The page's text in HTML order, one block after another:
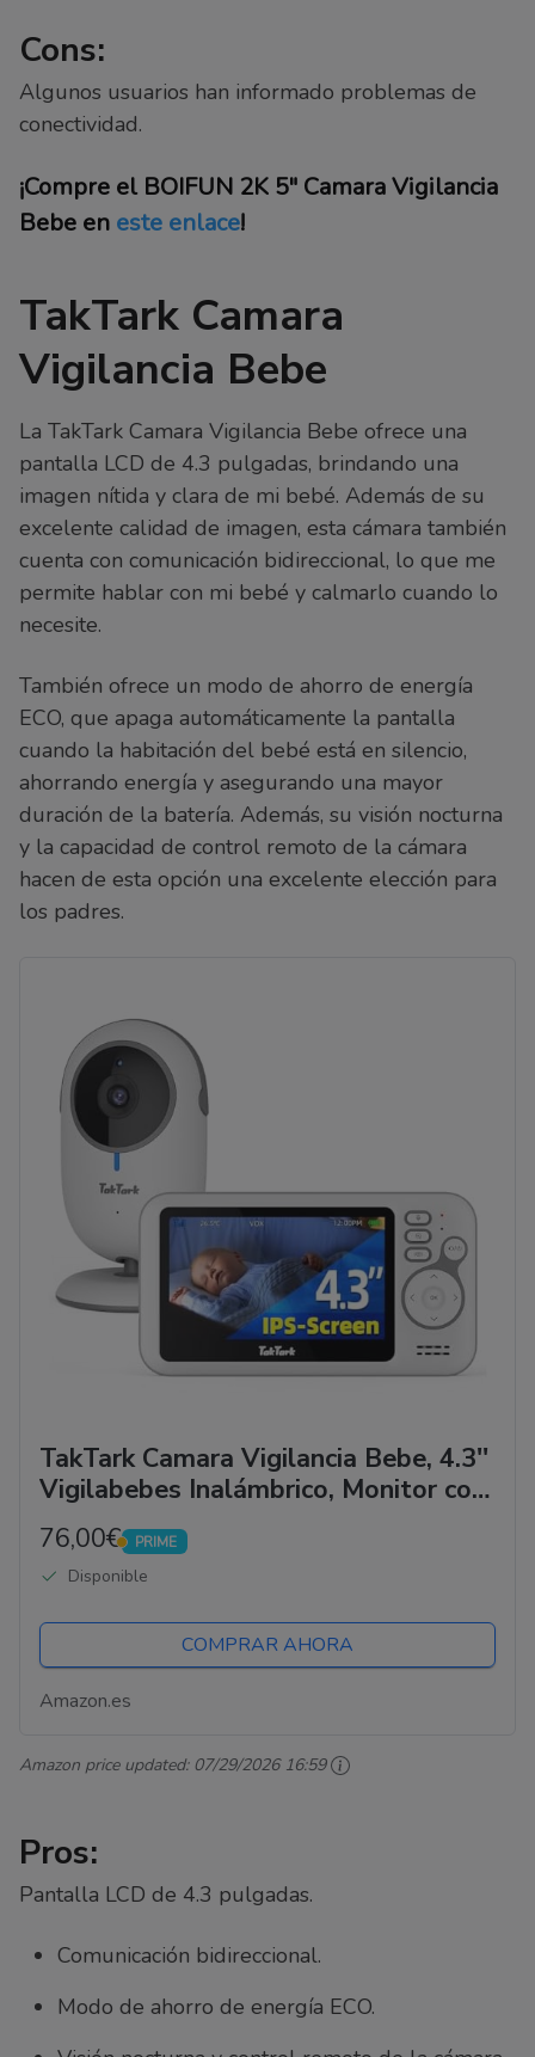
Cons:
Algunos usuarios han informado problemas de
conectividad.
¡Compre el BOIFUN 2K 5″ Camara Vigilancia
Bebe en este enlace!
TakTark Camara
Vigilancia Bebe
La TakTark Camara Vigilancia Bebe ofrece una
pantalla LCD de 4.3 pulgadas, brindando una
imagen nítida y clara de mi bebé. Además de su
excelente calidad de imagen, esta cámara también
cuenta con comunicación bidireccional, lo que me
permite hablar con mi bebé y calmarlo cuando lo
necesite.
También ofrece un modo de ahorro de energía
ECO, que apaga automáticamente la pantalla
cuando la habitación del bebé está en silencio,
ahorrando energía y asegurando una mayor
duración de la batería. Además, su visión nocturna
y la capacidad de control remoto de la cámara
hacen de esta opción una excelente elección para
los padres.
TakTark Camara Vigilancia Bebe, 4.3''
Vigilabebes Inalámbrico, Monitor con
Visión Nocturna, VOX, Comunicación
Bidireccional, Sensor de Temperatura,
Sin...
76,00€ PRIME
PRIME
Disponible
COMPRAR AHORA
Amazon.es
Amazon price updated: 07/29/2026 16:59
Pros:
Pantalla LCD de 4.3 pulgadas.
Comunicación bidireccional.
Modo de ahorro de energía ECO.